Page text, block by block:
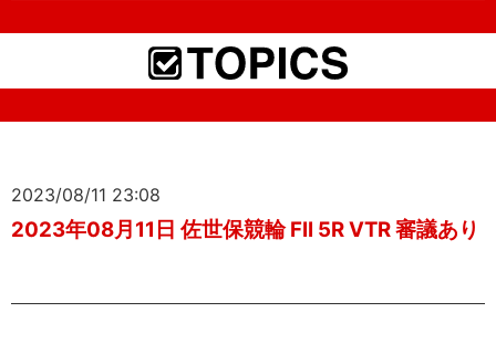
2023/08/11 23:08
2023年08月11日 佐世保競輪 FII 5R VTR 審議あり